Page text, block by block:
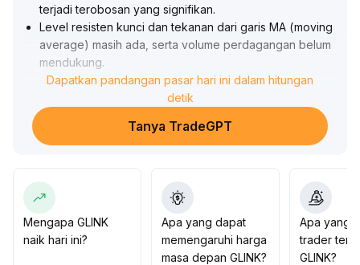
terjadi terobosan yang signifikan.
Level resisten kunci dan tekanan dari garis MA (moving
average) masih ada, serta volume perdagangan belum
mendukung.
Dalam jangka pendek, tidak disarankan untuk mengejar
harga secara membabi buta; sebaiknya tunggu harga
stabil di atas garis MA utama atau menembus area
konsolidasi volume tinggi (rentang referensi: 2
penting untuk menetapkan batas kerugian guna
mencegah risiko koreksi
Secara keseluruhan, operasi sebaiknya dilakukan
dengan hati-hati, tracking secara dinamis perubahan
hubungan harga dan volume, serta hindari masuk pasar
Dapatkan pandangan pasar hari ini dalam hitungan
detik
Tanya TradeGPT
Mengapa GLINK
naik hari ini?
Apa yang dapat
memengaruhi harga
masa depan GLINK?
Apa yang
trader
GLINK?